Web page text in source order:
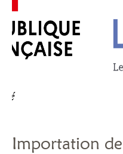
Importation de